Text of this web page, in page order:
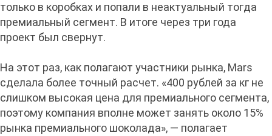
только в коробках и попали в неактуальный тогда
премиальный сегмент. В итоге через три года
проект был свернут.
На этот раз, как полагают участники рынка, Mars
сделала более точный расчет. «400 рублей за кг не
слишком высокая цена для премиального сегмента,
поэтому компания вполне может занять около 15%
рынка премиального шоколада», — полагает